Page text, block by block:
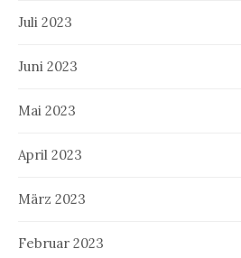
Juli 2023
Juni 2023
Mai 2023
April 2023
März 2023
Februar 2023